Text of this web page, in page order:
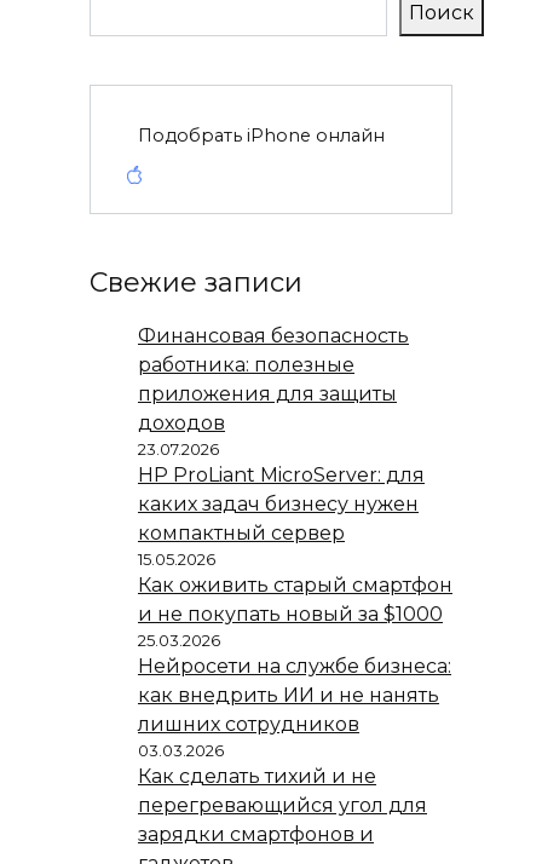
Поиск
Подобрать iPhone онлайн
Свежие записи
Финансовая безопасность
работника: полезные
приложения для защиты
доходов
23.07.2026
HP ProLiant MicroServer: для
каких задач бизнесу нужен
компактный сервер
15.05.2026
Как оживить старый смартфон
и не покупать новый за $1000
25.03.2026
Нейросети на службе бизнеса:
как внедрить ИИ и не нанять
лишних сотрудников
03.03.2026
Как сделать тихий и не
перегревающийся угол для
зарядки смартфонов и